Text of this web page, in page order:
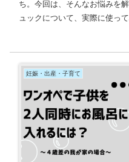
ち。今回は、そんなお悩みを
ュックについて、実際に使っ
妊娠・出産・子育て